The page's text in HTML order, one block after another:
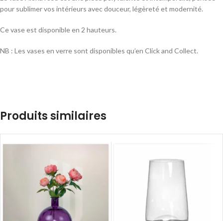
pour sublimer vos intérieurs avec douceur, légèreté et modernité.
Ce vase est disponible en 2 hauteurs.
NB : Les vases en verre sont disponibles qu’en Click and Collect.
Produits similaires